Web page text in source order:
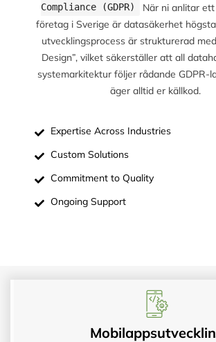
Compliance (GDPR)
När ni anlitar
företag i Sverige är datasäkerhet
utvecklingsprocess är strukturerad
Design”, vilket säkerställer att all
systemarkitektur följer rådande GDPR-
äger alltid er källkod.
Expertise Across Industries
Custom Solutions
Commitment to Quality
Ongoing Support